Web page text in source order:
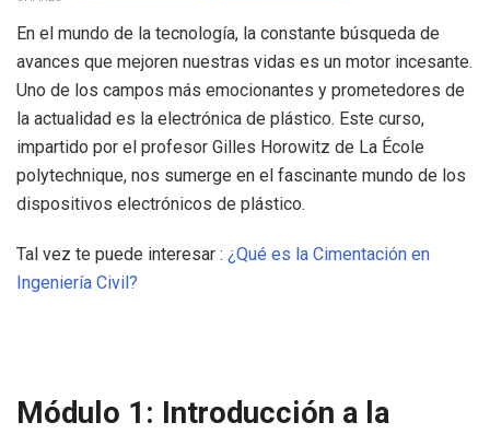
En el mundo de la tecnología, la constante búsqueda de
avances que mejoren nuestras vidas es un motor incesante.
Uno de los campos más emocionantes y prometedores de
la actualidad es la electrónica de plástico. Este curso,
impartido por el profesor Gilles Horowitz de La École
polytechnique, nos sumerge en el fascinante mundo de los
dispositivos electrónicos de plástico.
Tal vez te puede interesar : ¿Qué es la Cimentación en
Ingeniería Civil?
Módulo 1: Introducción a la